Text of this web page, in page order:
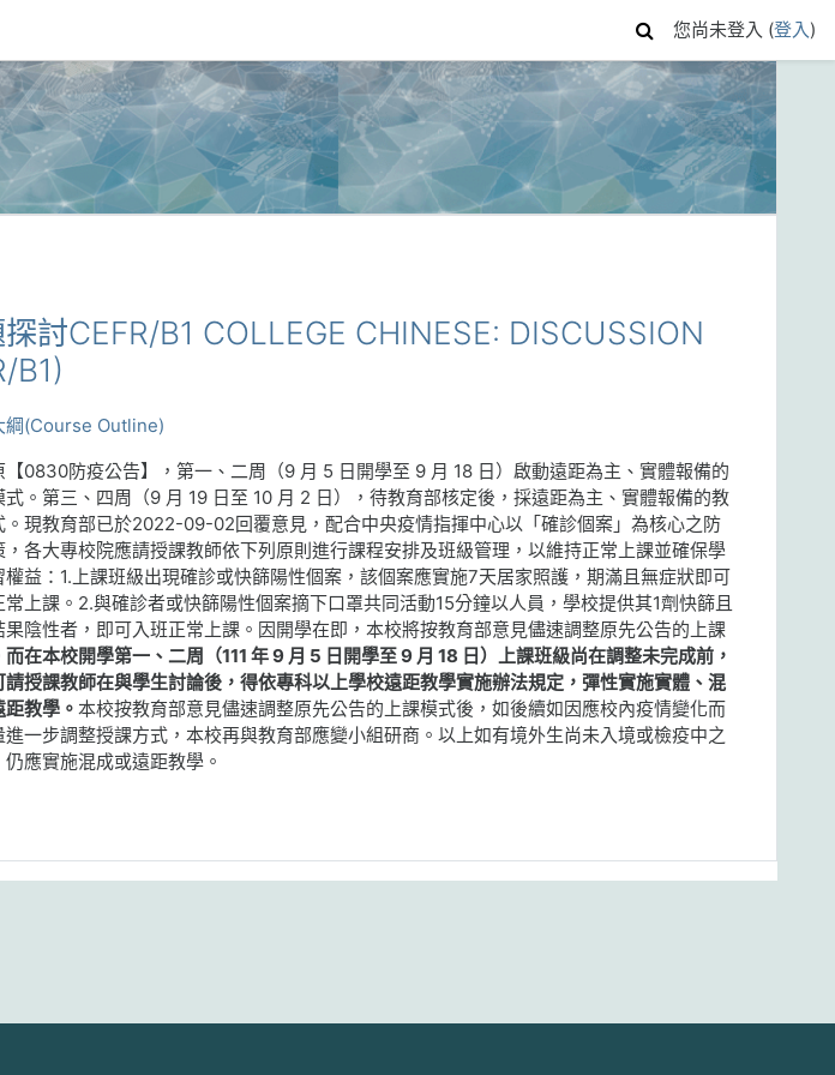
您尚未登入 (登入)
討CEFR/B1 COLLEGE CHINESE: DISCUSSION
B1)
綱(Course Outline)
【0830防疫公告】，第一、二周（9 月 5 日開學至 9 月 18 日）啟動遠距為主、實體報備的
式。第三、四周（9 月 19 日至 10 月 2 日），待教育部核定後，採遠距為主、實體報備的教
。​​現教育部已於2022-09-02回覆意見，配合中央疫情指揮中心以「確診個案」為核心之防
，各大專校院應請授課教師依下列原則進行課程安排及班級管理，以維持正常上課並確保學
權益：​​1.上課班級出現確診或快篩陽性個案，該個案應實施7天居家照護，期滿且無症狀即可
常上課。​​2.與確診者或快篩陽性個案摘下口罩共同活動15分鐘以人員，學校提供其1劑快篩且
果陰性者，即可入班正常上課。​​因開學在即，本校將按教育部意見儘速調整原先公告的上課
而在本校開學第一、二周（111 年 9 月 5 日開學至 9 月 18 日）上課班級尚在調整未完成前，
請授課教師在與學生討論後，得依專科以上學校遠距教學實施辦法規定，彈性實施實體、混
教學。​​ 本校按教育部意見儘速調整原先公告的上課模式後，如後續如因應校內疫情變化而
進一步調整授課方式，本校再與教育部應變小組研商。​​以上如有境外生尚未入境或檢疫中之
仍應實施混成或遠距教學。